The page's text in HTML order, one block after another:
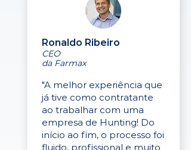
Ronaldo Ribeiro
CEO
da Farmax
"A melhor experiência que
já tive como contratante
ao trabalhar com uma
empresa de Hunting! Do
início ao fim, o processo foi
fluido, profissional e muito